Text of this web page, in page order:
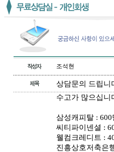
조석현
상담문의 드립니
수고가 많으십니
삼성캐피탈 : 600
씨티파이넨셜 :
웰컴크레디트 :
진흥상호저축은